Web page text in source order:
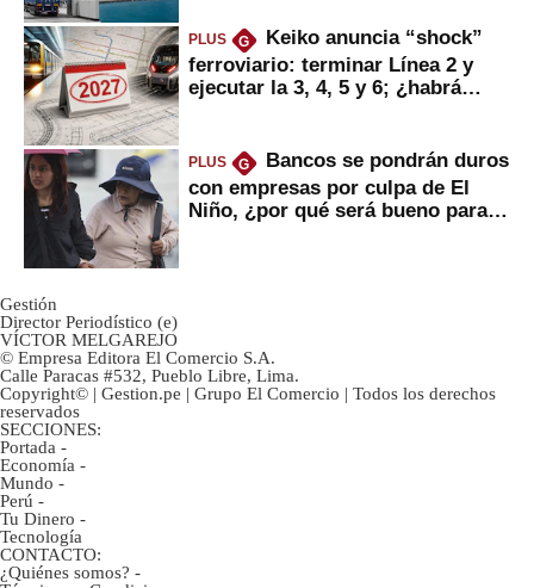
PLUS G
Keiko anuncia “shock”
ferroviario: terminar Línea 2 y
ejecutar la 3, 4, 5 y 6; ¿habrá
PLUS G
Bancos se pondrán duros
con empresas por culpa de El
Niño, ¿por qué será bueno para
Gestión
Director Periodístico (e)
VÍCTOR MELGAREJO
© Empresa Editora El Comercio S.A.
Calle Paracas #532, Pueblo Libre, Lima.
Copyright© | Gestion.pe | Grupo El Comercio | Todos los derechos
reservados
SECCIONES:
Portada -
Economía -
Mundo -
Perú -
Tu Dinero -
Tecnología
CONTACTO:
¿Quiénes somos? -